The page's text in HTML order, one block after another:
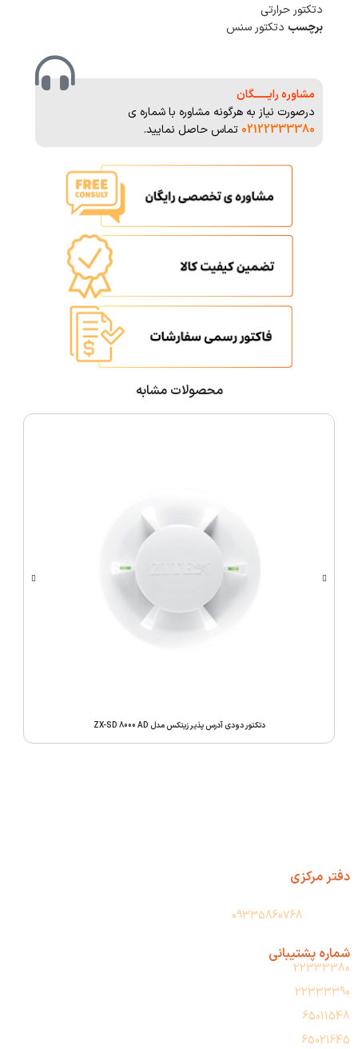
دتکتور حرارتی
برچسب دتکتور سنس
مشاوره رایــــــگان
درصورت نیاز به هرگونه مشاوره با شماره ی
02122333380 تماس حاصل نمایید.
محصولات مشابه
دتکتور دودی آدرس‌ پذیر زیتکس مدل ZX-SD 8000 AD
دفتر مرکزی
شماره پشتیبانی
22333380
22333390
65011548
65021645